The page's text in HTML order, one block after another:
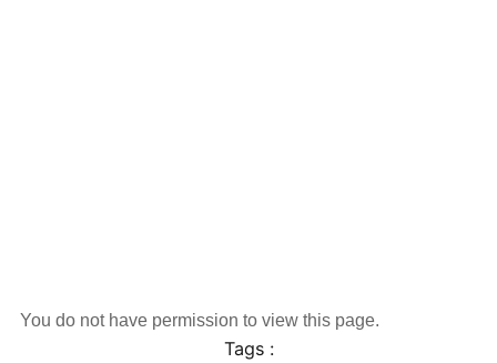
You do not have permission to view this page.
Tags :